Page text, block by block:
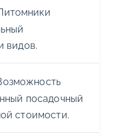
видов.
посадочный
стоимости.